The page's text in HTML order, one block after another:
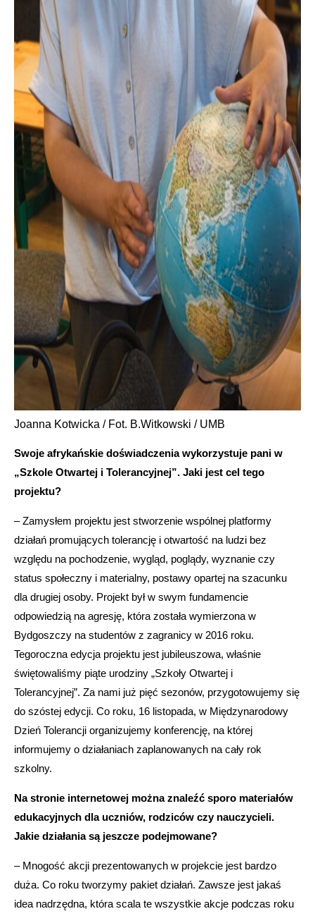
Joanna Kotwicka / Fot. B.Witkowski / UMB
Swoje afrykańskie doświadczenia wykorzystuje pani w
„Szkole Otwartej i Tolerancyjnej”. Jaki jest cel tego
projektu?
– Zamysłem projektu jest stworzenie wspólnej platformy
działań promujących tolerancję i otwartość na ludzi bez
względu na pochodzenie, wygląd, poglądy, wyznanie czy
status społeczny i materialny, postawy opartej na szacunku
dla drugiej osoby. Projekt był w swym fundamencie
odpowiedzią na agresję, która została wymierzona w
Bydgoszczy na studentów z zagranicy w 2016 roku.
Tegoroczna edycja projektu jest jubileuszowa, właśnie
świętowaliśmy piąte urodziny „Szkoły Otwartej i
Tolerancyjnej”. Za nami już pięć sezonów, przygotowujemy się
do szóstej edycji. Co roku, 16 listopada, w Międzynarodowy
Dzień Tolerancji organizujemy konferencję, na której
informujemy o działaniach zaplanowanych na cały rok
szkolny.
Na stronie internetowej można znaleźć sporo materiałów
edukacyjnych dla uczniów, rodziców czy nauczycieli.
Jakie działania są jeszcze podejmowane?
– Mnogość akcji prezentowanych w projekcie jest bardzo
duża. Co roku tworzymy pakiet działań. Zawsze jest jakaś
idea nadrzędna, która scala te wszystkie akcje podczas roku